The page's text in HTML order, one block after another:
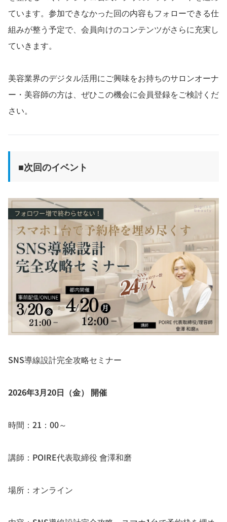
ています。参加できなかった回の内容もフォローできる仕
組みが整う予定で、会員向けのコンテンツがさらに充実し
ていきます。
美容業界のデジタル活用にご興味をお持ちのサロンオーナ
ー・美容師の方は、ぜひこの機会に会員登録をご検討くだ
さい。
■次回のイベント
SNS導線設計完全攻略セミナー
2026年3月20日（金） 開催
時間：21：00～
講師：POIRE代表取締役 會澤和磨
場所：オンライン